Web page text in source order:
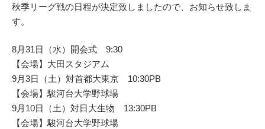
秋季リーグ戦の日程が決定致しましたので、お知らせ致しま
す。
8月31日（水）開会式 9:30
【会場】大田スタジアム
9月3日（土）対首都大東京 10:30PB
【会場】駿河台大学野球場
9月10日（土）対日大生物 13:30PB
【会場】駿河台大学野球場